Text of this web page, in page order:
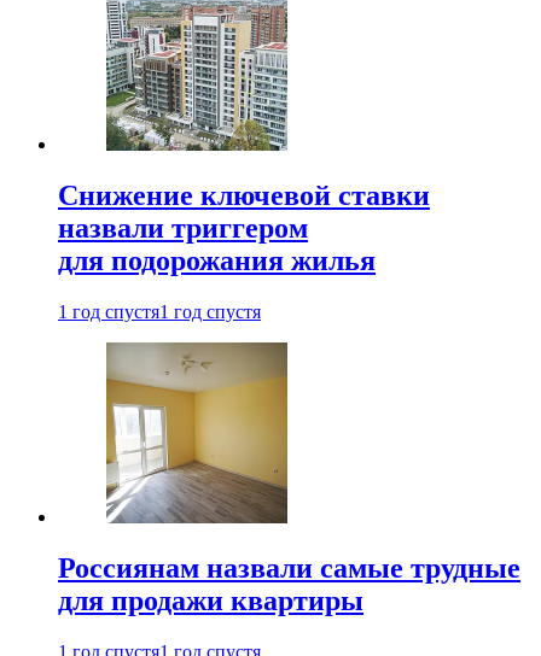
Снижение ключевой ставки
назвали триггером
для подорожания жилья
1 год спустя1 год спустя
Россиянам назвали самые трудные
для продажи квартиры
1 год спустя1 год спустя